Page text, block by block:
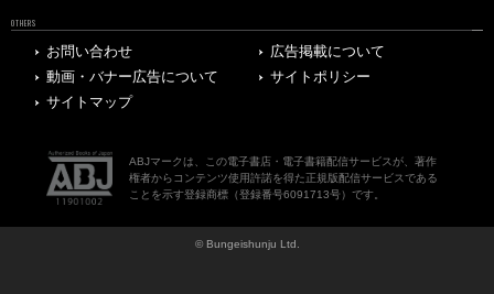
OTHERS
お問い合わせ
広告掲載について
動画・バナー広告について
サイトポリシー
サイトマップ
ABJマークは、この電子書店・電子書籍配信サービスが、著作
権者からコンテンツ使用許諾を得た正規版配信サービスである
ことを示す登録商標（登録番号6091713号）です。
© Bungeishunju Ltd.